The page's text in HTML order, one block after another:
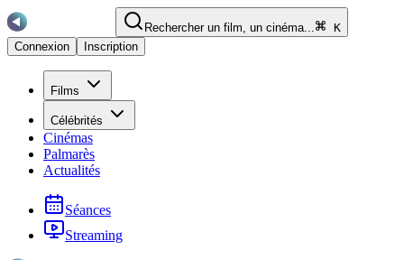
Rechercher un film, un cinéma...
K
Connexion
Inscription
Films
Célébrités
Cinémas
Palmarès
Actualités
Séances
Streaming